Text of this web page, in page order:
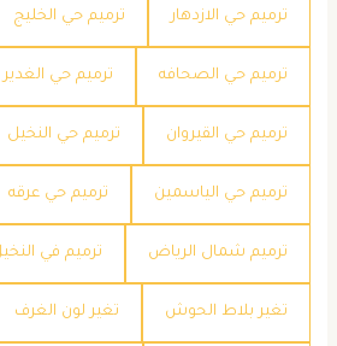
ترميم حي الازدهار ترميم حي الخليج
ترميم حي الصحافه ترميم حي الغدير
ترميم حي القيروان ترميم حي النخيل
ترميم حي الياسمين ترميم حي عرقه
ترميم شمال الرياض ترميم في
تغير بلاط الحوش تغير لون الغرف